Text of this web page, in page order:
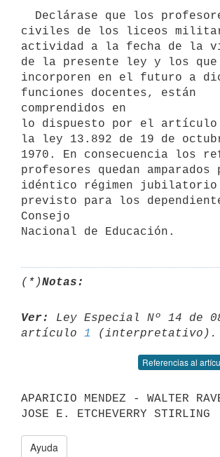
civiles de los liceos
actividad a la fecha de la
de la presente ley y los que
incorporen en el futuro a
funciones docentes, están
comprendidos en
lo dispuesto por el artículo
la ley 13.892 de 19 de
1970. En consecuencia los
profesores quedan amparados
idéntico régimen
previsto para los
Consejo
(*)Notas:
Ver:
Ley Especial Nº 14 de
artículo 1
Referencias al
APARICIO MENDEZ - WALTER
Ayuda